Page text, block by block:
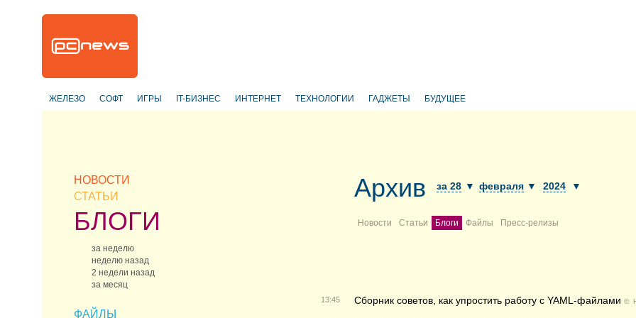
ЖЕЛЕЗО СОФТ ИГРЫ IT-БИЗНЕС ИНТЕРНЕТ ТЕХНОЛОГИИ ГАДЖЕТЫ БУДУЩЕЕ
НОВОСТИ
СТАТЬИ
БЛОГИ
за неделю
неделю назад
2 недели назад
за месяц
ФАЙЛЫ
Архив за 28 ▼ февраля ▼ 2024 ▼
Новости Статьи Блоги Файлы Пресс-релизы
13:45 Сборник советов, как упростить работу с YAML-файлами ©